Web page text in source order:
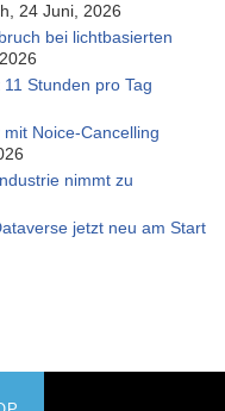
24 Juni, 2026
bei lichtbasierten
Stunden pro Tag
Noice-Cancelling
nimmt zu
jetzt neu am Start